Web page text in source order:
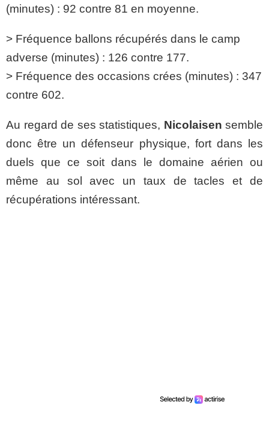
(minutes) : 92 contre 81 en moyenne.
> Fréquence ballons récupérés dans le camp
adverse (minutes) : 126 contre 177.
> Fréquence des occasions crées (minutes) : 347
contre 602.
Au regard de ses statistiques, Nicolaisen semble
donc être un défenseur physique, fort dans les
duels que ce soit dans le domaine aérien ou
même au sol avec un taux de tacles et de
récupérations intéressant.